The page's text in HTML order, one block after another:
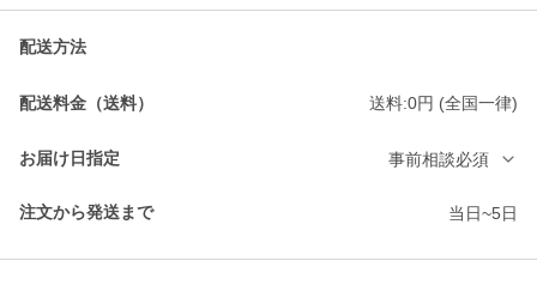
配送方法
配送料金（送料） 送料:0円 (全国一律)
お届け日指定 事前相談必須
注文から発送まで 当日~5日